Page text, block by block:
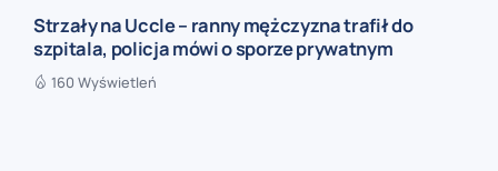
Strzały na Uccle – ranny mężczyzna trafił do
szpitala, policja mówi o sporze prywatnym
160 Wyświetleń